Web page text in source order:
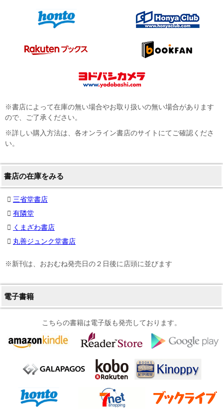
※書店によって在庫の無い場合やお取り扱いの無い場合があります
ので、ご了承ください。
※詳しい購入方法は、各オンライン書店のサイトにてご確認くださ
い。
書店の在庫をみる
三省堂書店
有隣堂
くまざわ書店
丸善ジュンク堂書店
※新刊は、おおむね発売日の２日後に店頭に並びます
電子書籍
こちらの書籍は電子版も発売しております。